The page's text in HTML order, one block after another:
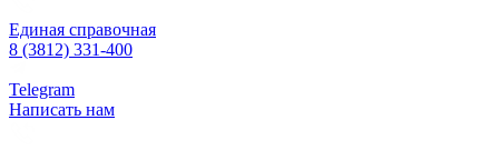
Единая справочная
8 (3812) 331-400
Telegram
Написать нам